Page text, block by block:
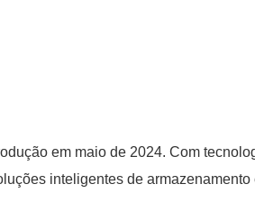
em maio de 2024. Com
inteligentes de armazenamento